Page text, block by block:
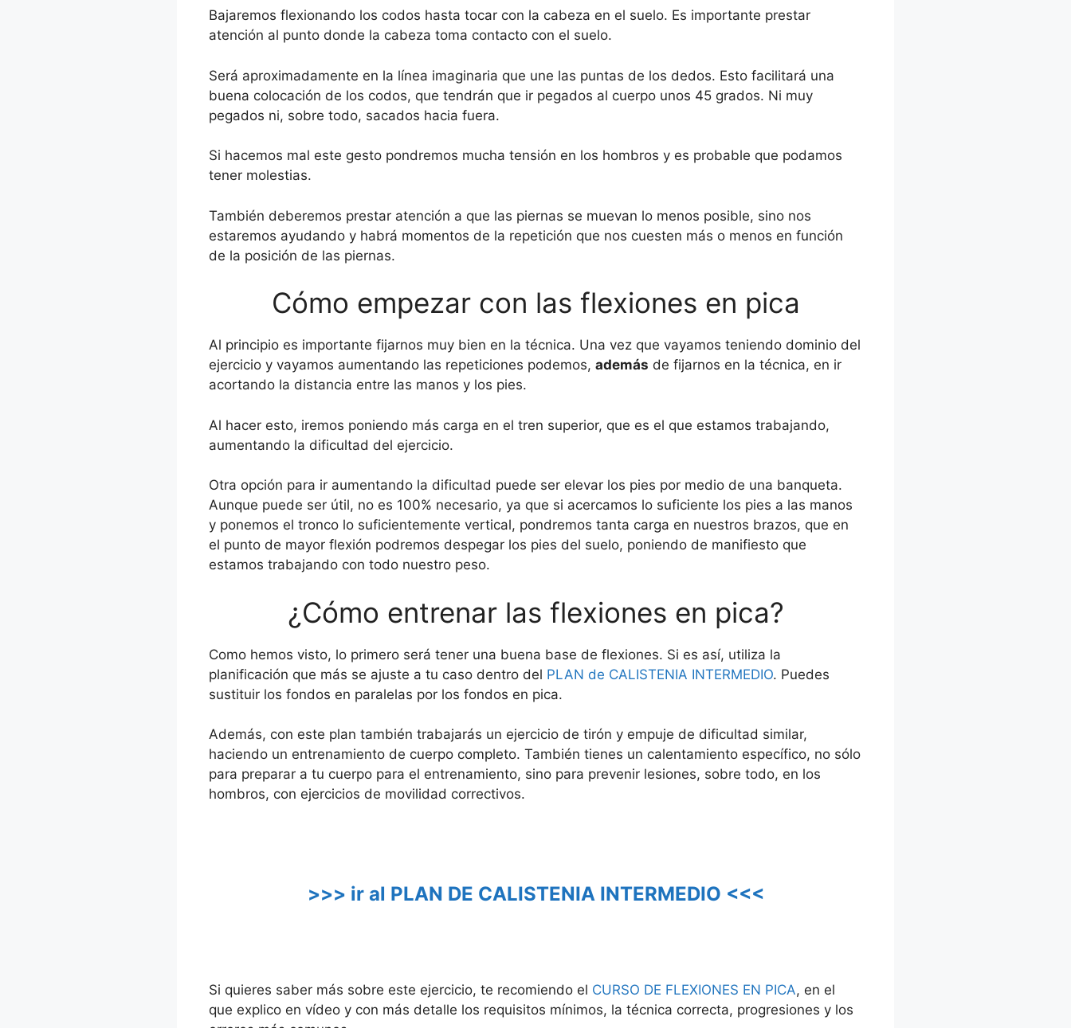
Bajaremos flexionando los codos hasta tocar con la cabeza en el suelo. Es importante prestar
atención al punto donde la cabeza toma contacto con el suelo.
Será aproximadamente en la línea imaginaria que une las puntas de los dedos. Esto facilitará una
buena colocación de los codos, que tendrán que ir pegados al cuerpo unos 45 grados. Ni muy
pegados ni, sobre todo, sacados hacia fuera.
Si hacemos mal este gesto pondremos mucha tensión en los hombros y es probable que podamos
tener molestias.
También deberemos prestar atención a que las piernas se muevan lo menos posible, sino nos
estaremos ayudando y habrá momentos de la repetición que nos cuesten más o menos en función
de la posición de las piernas.
Cómo empezar con las flexiones en pica
Al principio es importante fijarnos muy bien en la técnica. Una vez que vayamos teniendo dominio del
ejercicio y vayamos aumentando las repeticiones podemos, además de fijarnos en la técnica, en ir
acortando la distancia entre las manos y los pies.
Al hacer esto, iremos poniendo más carga en el tren superior, que es el que estamos trabajando,
aumentando la dificultad del ejercicio.
Otra opción para ir aumentando la dificultad puede ser elevar los pies por medio de una banqueta.
Aunque puede ser útil, no es 100% necesario, ya que si acercamos lo suficiente los pies a las manos
y ponemos el tronco lo suficientemente vertical, pondremos tanta carga en nuestros brazos, que en
el punto de mayor flexión podremos despegar los pies del suelo, poniendo de manifiesto que
estamos trabajando con todo nuestro peso.
¿Cómo entrenar las flexiones en pica?
Como hemos visto, lo primero será tener una buena base de flexiones. Si es así, utiliza la
planificación que más se ajuste a tu caso dentro del PLAN de CALISTENIA INTERMEDIO. Puedes
sustituir los fondos en paralelas por los fondos en pica.
Además, con este plan también trabajarás un ejercicio de tirón y empuje de dificultad similar,
haciendo un entrenamiento de cuerpo completo. También tienes un calentamiento específico, no sólo
para preparar a tu cuerpo para el entrenamiento, sino para prevenir lesiones, sobre todo, en los
hombros, con ejercicios de movilidad correctivos.
>>> ir al PLAN DE CALISTENIA INTERMEDIO <<<
Si quieres saber más sobre este ejercicio, te recomiendo el CURSO DE FLEXIONES EN PICA, en el
que explico en vídeo y con más detalle los requisitos mínimos, la técnica correcta, progresiones y los